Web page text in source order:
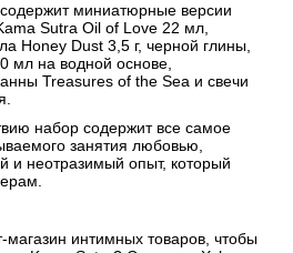
миниатюрные версии
Sutra Oil of Love 22 мл,
Honey Dust 3,5 г, черной глины,
мл на водной основе,
Treasures of the Sea и свечи
набор содержит все самое
занятия любовью,
и неотразимый опыт, который
магазин интимных товаров, чтобы